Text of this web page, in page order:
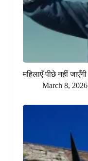
महिलाएँ पीछे नहीं जाएँगी
March 8, 2026